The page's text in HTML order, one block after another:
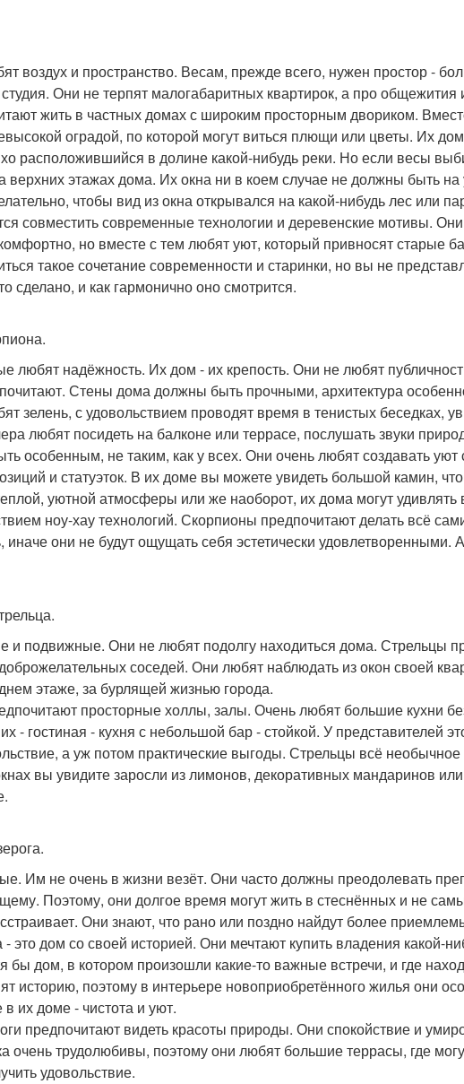
воздух и пространство. Весам, прежде всего, нужен простор -
Они не терпят малогабаритных квартирок, а про
жить в частных домах с широким просторным двориком.
оградой, по которой могут виться плющи или цветы. Их
расположившийся в долине какой-нибудь реки. Но если весы
верхних этажах дома. Их окна ни в коем случае не должны быть на
чтобы вид из окна открывался на какой-нибудь лес или
совместить современные технологии и деревенские мотивы.
но вместе с тем любят уют, который привносят старые
такое сочетание современности и старинки, но вы не
сделано, и как гармонично оно смотрится.
любят надёжность. Их дом - их крепость. Они не любят
Стены дома должны быть прочными, архитектура
зелень, с удовольствием проводят время в тенистых беседках,
любят посидеть на балконе или террасе, послушать звуки
особенным, не таким, как у всех. Они очень любят создавать
и статуэток. В их доме вы можете увидеть большой камин,
уютной атмосферы или же наоборот, их дома могут удивлять
ноу-хау технологий. Скорпионы предпочитают делать всё
иначе они не будут ощущать себя эстетически удовлетворенными.
и подвижные. Они не любят подолгу находиться дома. Стрельцы
соседей. Они любят наблюдать из окон своей
этаже, за бурлящей жизнью города.
просторные холлы, залы. Очень любят большие кухни
- гостиная - кухня с небольшой бар - стойкой. У представителей
а уж потом практические выгоды. Стрельцы всё
вы увидите заросли из лимонов, декоративных мандаринов
Им не очень в жизни везёт. Они часто должны преодолевать
Поэтому, они долгое время могут жить в стеснённых и не
Они знают, что рано или поздно найдут более
- это дом со своей историей. Они мечтают купить владения какой-
бы дом, в котором произошли какие-то важные встречи, и где
историю, поэтому в интерьере новоприобретённого жилья они
в их доме - чистота и уют.
предпочитают видеть красоты природы. Они спокойствие и
очень трудолюбивы, поэтому они любят большие террасы, где
удовольствие.